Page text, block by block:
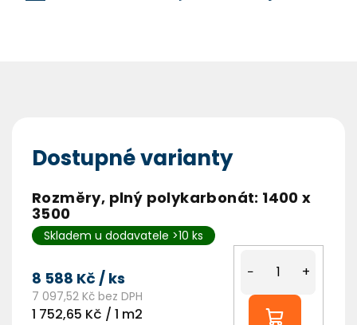
Dostupné varianty
Rozměry, plný polykarbonát: 1400 x
3500
Skladem u dodavatele >10 ks
8 588 Kč / ks
7 097,52 Kč bez DPH
Měrná
1 752,65 Kč / 1 m2
+
−